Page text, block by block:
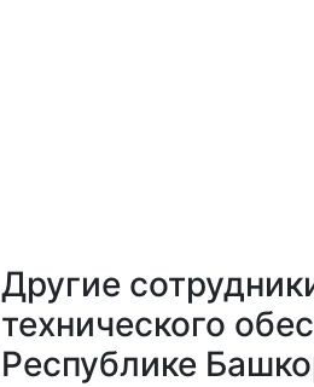
Другие
технического
Республике